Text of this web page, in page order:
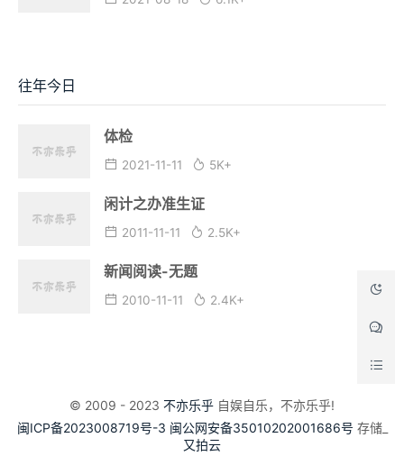
往年今日
体检
2021-11-11 5K+
闲计之办准生证
2011-11-11 2.5K+
新闻阅读-无题
2010-11-11 2.4K+
© 2009 - 2023 不亦乐乎 自娱自乐，不亦乐乎!
闽ICP备2023008719号-3 闽公网安备35010202001686号 存储_
又拍云